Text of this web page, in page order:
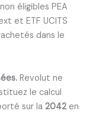
éligibles PEA
et ETF UCITS
dans le
Revolut ne
le calcul
sur la2042en